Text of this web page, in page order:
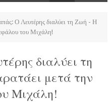
Ο Λευτέρης διαλύει τη Ζωή - Η
του Μιχάλη!
διαλύει τη
μετά την
Μιχάλη!